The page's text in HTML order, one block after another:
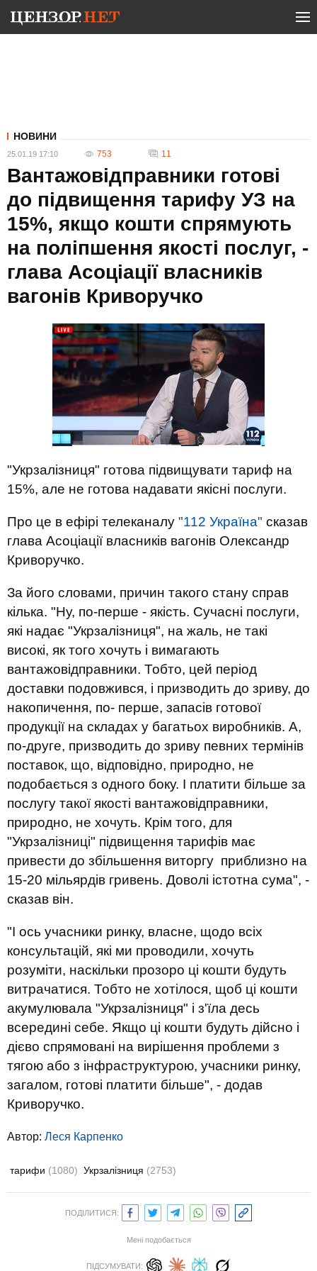
НОВИНИ
25.01.19 17:10 753 11
Вантажовідправники готові
до підвищення тарифу УЗ на
15%, якщо кошти спрямують
на поліпшення якості послуг, -
глава Асоціації власників
вагонів Криворучко
"Укрзалізниця" готова підвищувати тариф на
15%, але не готова надавати якісні послуги.
Про це в ефірі телеканалу "112 Україна" сказав
глава Асоціації власників вагонів Олександр
Криворучко.
За його словами, причин такого стану справ
кілька. "Ну, по-перше - якість. Сучасні послуги,
які надає "Укрзалізниця", на жаль, не такі
високі, як того хочуть і вимагають
вантажовідправники. Тобто, цей період
доставки подовжився, і призводить до зриву, до
накопичення, по- перше, запасів готової
продукції на складах у багатьох виробників. А,
по-друге, призводить до зриву певних термінів
поставок, що, відповідно, природно, не
подобається з одного боку. І платити більше за
послугу такої якості вантажовідправники,
природно, не хочуть. Крім того, для
"Укрзалізниці" підвищення тарифів має
привести до збільшення виторгу приблизно на
15-20 мільярдів гривень. Доволі істотна сума", -
сказав він.
"І ось учасники ринку, власне, щодо всіх
консультацій, які ми проводили, хочуть
розуміти, наскільки прозоро ці кошти будуть
витрачатися. Тобто не хотілося, щоб ці кошти
акумулювала "Укрзалізниця" і з'їла десь
всередині себе. Якщо ці кошти будуть дійсно і
дієво спрямовані на вирішення проблеми з
тягою або з інфраструктурою, учасники ринку,
загалом, готові платити більше", - додав
Криворучко.
Автор: Леся Карпенко
тарифи (1080) Укрзалізниця (2753)
ПОДІЛИТИСЯ:
Мені подобається
ПІДСУМУВАТИ: